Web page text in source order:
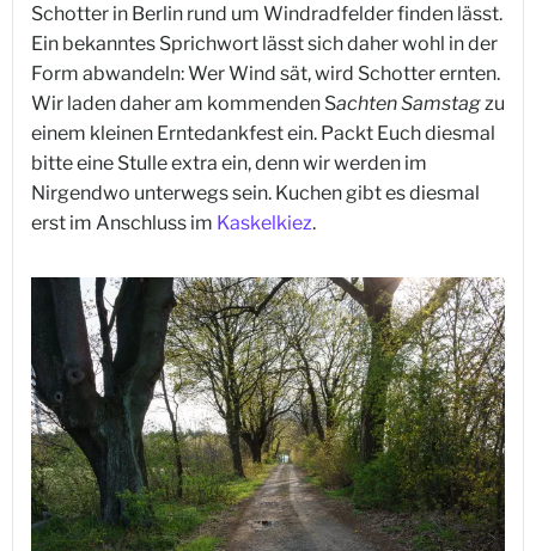
Schotter in Berlin rund um Windradfelder finden lässt.
Ein bekanntes Sprichwort lässt sich daher wohl in der
Form abwandeln: Wer Wind sät, wird Schotter ernten.
Wir laden daher am kommenden Sachten Samstag zu
einem kleinen Erntedankfest ein. Packt Euch diesmal
bitte eine Stulle extra ein, denn wir werden im
Nirgendwo unterwegs sein. Kuchen gibt es diesmal
erst im Anschluss im Kaskelkiez.